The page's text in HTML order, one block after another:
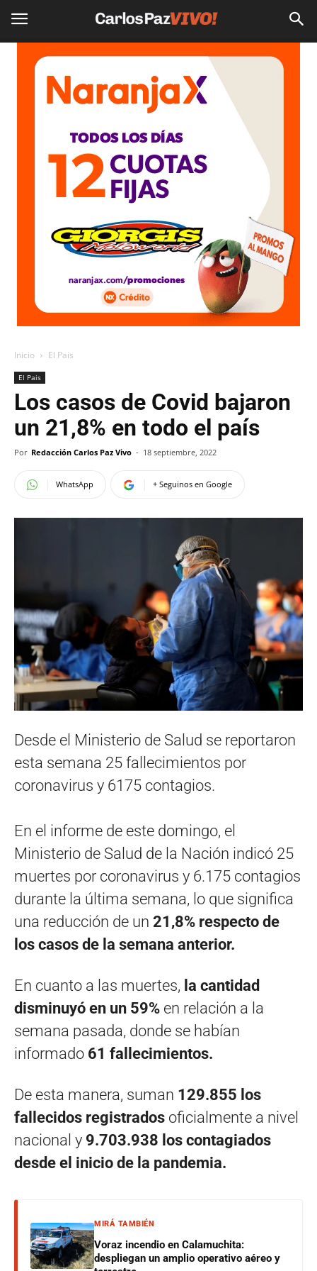
Inicio El Pais
El Pais
Los casos de Covid bajaron
un 21,8% en todo el país
Por Redacción Carlos Paz Vivo - 18 septiembre, 2022
WhatsApp + Seguinos en Google
Desde el Ministerio de Salud se reportaron
esta semana 25 fallecimientos por
coronavirus y 6175 contagios.
En el informe de este domingo, el
Ministerio de Salud de la Nación indicó 25
muertes por coronavirus y 6.175 contagios
durante la última semana, lo que significa
una reducción de un 21,8% respecto de
los casos de la semana anterior.
En cuanto a las muertes, la cantidad
disminuyó en un 59% en relación a la
semana pasada, donde se habían
informado 61 fallecimientos.
De esta manera, suman 129.855 los
fallecidos registrados oficialmente a nivel
nacional y 9.703.938 los contagiados
desde el inicio de la pandemia.
MIRÁ TAMBIÉN
Voraz incendio en Calamuchita:
despliegan un amplio operativo aéreo y